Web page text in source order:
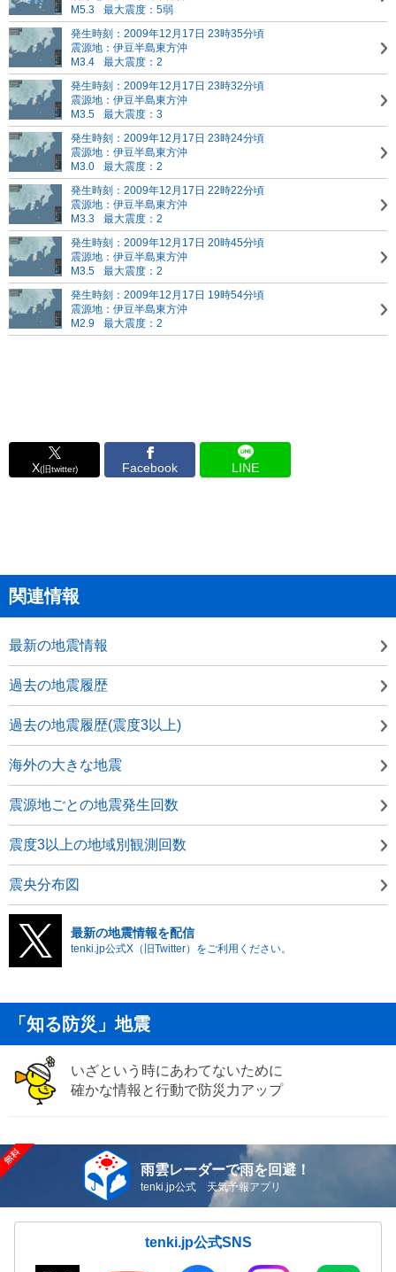
M5.3
最大震度：5弱
発生時刻：2009年12月17日 23時35分頃
震源地：伊豆半島東方沖
M3.4
最大震度：2
発生時刻：2009年12月17日 23時32分頃
震源地：伊豆半島東方沖
M3.5
最大震度：3
発生時刻：2009年12月17日 23時24分頃
震源地：伊豆半島東方沖
M3.0
最大震度：2
発生時刻：2009年12月17日 22時22分頃
震源地：伊豆半島東方沖
M3.3
最大震度：2
発生時刻：2009年12月17日 20時45分頃
震源地：伊豆半島東方沖
M3.5
最大震度：2
発生時刻：2009年12月17日 19時54分頃
震源地：伊豆半島東方沖
M2.9
最大震度：2
X(旧twitter) Facebook LINE
関連情報
最新の地震情報
過去の地震履歴
過去の地震履歴(震度3以上)
海外の大きな地震
震源地ごとの地震発生回数
震度3以上の地域別観測回数
震央分布図
最新の地震情報を配信
tenki.jp公式X（旧Twitter）をご利用ください。
「知る防災」地震
いざという時にあわてないために
確かな情報と行動で防災力アップ
雨雲レーダーで雨を回避！
tenki.jp公式 天気予報アプリ
tenki.jp公式SNS